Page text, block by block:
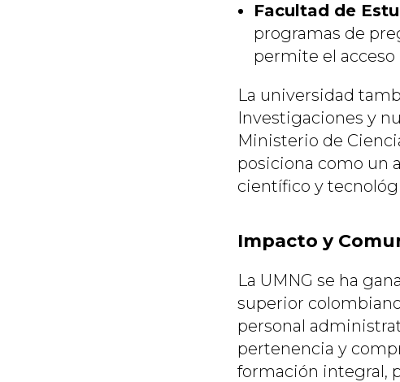
Facultad de
programas de
permite el acceso
La universidad
Investigaciones y
Ministerio de
posiciona como un
científico y
Impacto y
La UMNG se ha
superior
personal
pertenencia y
formación integral,